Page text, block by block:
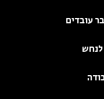
עובדים
לנחש